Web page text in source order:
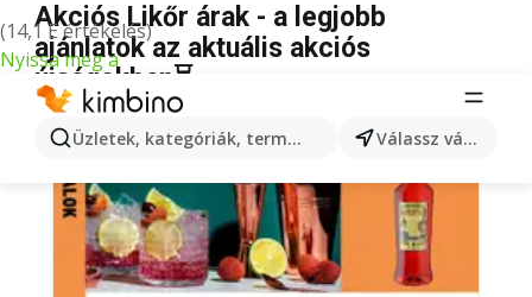
(14,1 E értékelés)
Nyissa meg a
Üzletek, kategóriák, termékek keresése... Válassz várost
Akciós Likőr árak - a legjobb
ajánlatok az aktuális akciós
újságokban⏳